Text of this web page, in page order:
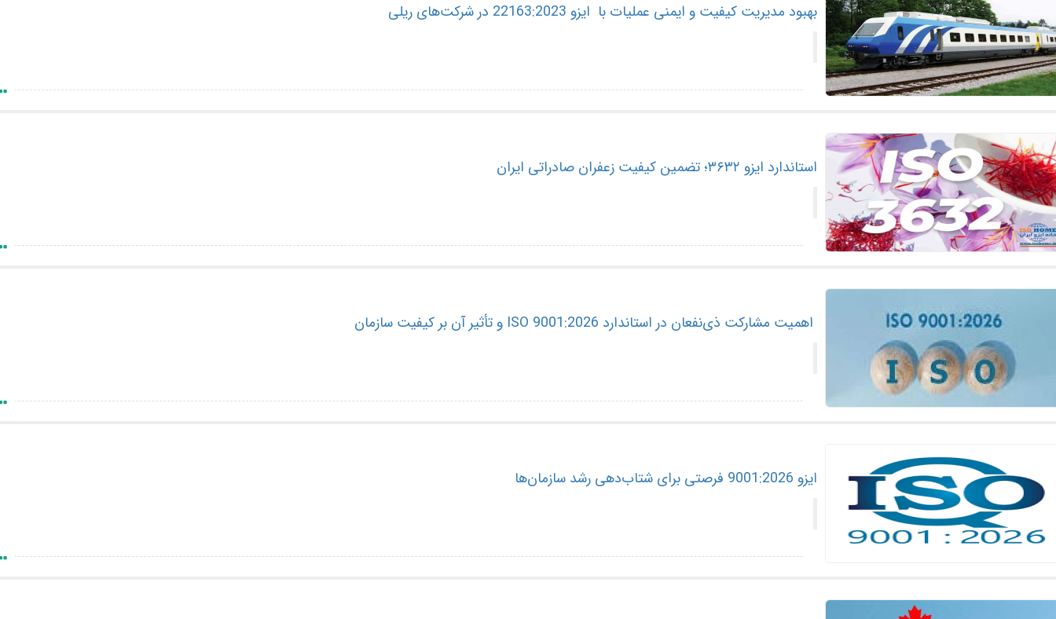
بهبود مدیریت کیفیت و ایمنی عملیات با ایزو 22163:2023 در شرکت‌های ریلی
استاندارد ایزو ۳۶۳۲؛ تضمین کیفیت زعفران صادراتی ایران
اهمیت مشارکت ذی‌نفعان در استاندارد ISO 9001:2026 و تأثیر آن بر کیفیت سازمان
ایزو 9001:2026 فرصتی برای شتاب‌دهی رشد سازمان‌ها